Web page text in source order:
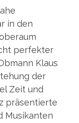
in den
perfekter
Klaus
der
Zeit und
präsentierte
Musikanten